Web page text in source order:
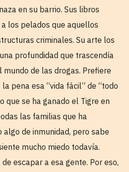
en su barrio. Sus libros
los pelados que aquellos
criminales. Su arte los
profundidad que trascendía
de las drogas. Prefiere
pena esa “vida fácil” de “todo
que se ha ganado el Tigre en
las familias que ha
de inmunidad, pero sabe
mucho miedo todavía.
escapar a esa gente. Por eso,